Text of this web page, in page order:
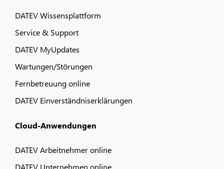
DATEV Wissensplattform
Service & Support
DATEV MyUpdates
Wartungen/Störungen
Fernbetreuung online
DATEV Einverständniserklärungen
Cloud-Anwendungen
DATEV Arbeitnehmer online
DATEV Unternehmen online